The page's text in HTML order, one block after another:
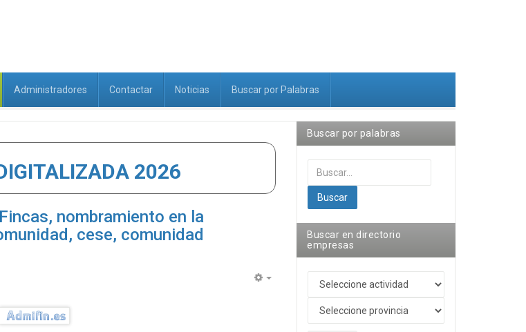
Administradores Contactar Noticias Buscar por Palabras
2026
nombramiento en la
cese, comunidad
Buscar por palabras
Buscar...
Buscar
Buscar en directorio
empresas